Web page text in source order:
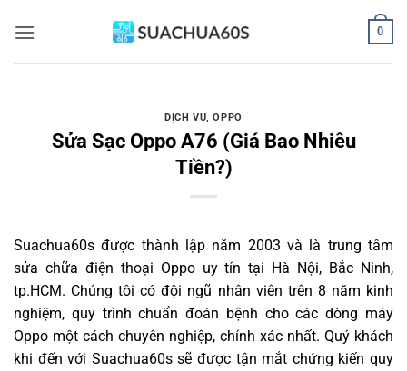
qua
0
DỊCH VỤ,OPPO
Sửa Sạc Oppo A76 (Giá Bao Nhiêu
Tiền?)
Suachua60s được thành lập năm 2003 và là trung tâm
sửa chữa điện thoại Oppo uy tín tại Hà Nội, Bắc Ninh,
tp.HCM. Chúng tôi có đội ngũ nhân viên trên 8 năm kinh
nghiệm, quy trình chuẩn đoán bệnh cho các dòng máy
Oppo một cách chuyên nghiệp, chính xác nhất. Quý khách
khi đến với Suachua60s sẽ được tận mắt chứng kiến quy